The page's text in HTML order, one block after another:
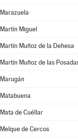
Marazuela
Martín Miguel
Martín Muñoz de la Dehesa
Martín Muñoz de las
Marugán
Matabuena
Mata de Cuéllar
Melque de Cercos